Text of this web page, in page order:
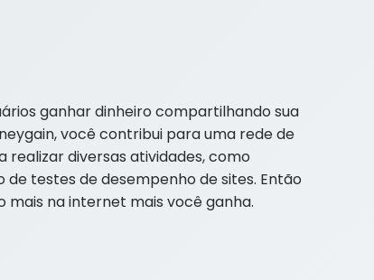
ganhar dinheiro compartilhando sua
você contribui para uma rede de
diversas atividades, como
testes de desempenho de sites. Então
na internet mais você ganha.